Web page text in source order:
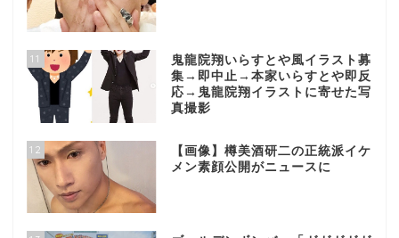
11
鬼龍院翔いらすとや風イラスト募
集→即中止→本家いらすとや即反
応→鬼龍院翔イラストに寄せた写
真撮影
12
【画像】樽美酒研二の正統派イケ
メン素顔公開がニュースに